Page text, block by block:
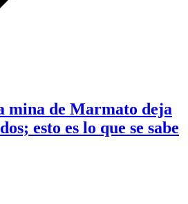
mina de Marmato deja
esto es lo que se sabe